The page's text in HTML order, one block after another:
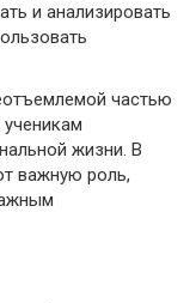
и анализировать
частью
жизни. В
важную роль,